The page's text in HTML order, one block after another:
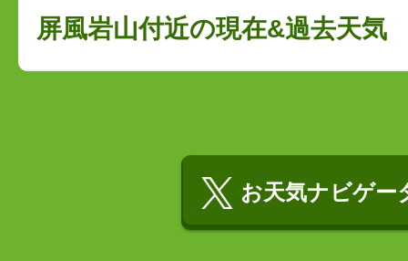
屏風岩山付近の現在&過去天気
お天気ナビゲー